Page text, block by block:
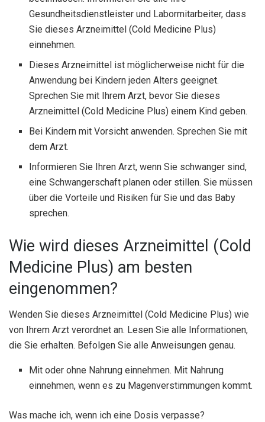
Gesundheitsdienstleister und Labormitarbeiter, dass
Sie dieses Arzneimittel (Cold Medicine Plus)
einnehmen.
Dieses Arzneimittel ist möglicherweise nicht für die
Anwendung bei Kindern jeden Alters geeignet.
Sprechen Sie mit Ihrem Arzt, bevor Sie dieses
Arzneimittel (Cold Medicine Plus) einem Kind geben.
Bei Kindern mit Vorsicht anwenden. Sprechen Sie mit
dem Arzt.
Informieren Sie Ihren Arzt, wenn Sie schwanger sind,
eine Schwangerschaft planen oder stillen. Sie müssen
über die Vorteile und Risiken für Sie und das Baby
sprechen.
Wie wird dieses Arzneimittel (Cold
Medicine Plus) am besten
eingenommen?
Wenden Sie dieses Arzneimittel (Cold Medicine Plus) wie
von Ihrem Arzt verordnet an. Lesen Sie alle Informationen,
die Sie erhalten. Befolgen Sie alle Anweisungen genau.
Mit oder ohne Nahrung einnehmen. Mit Nahrung
einnehmen, wenn es zu Magenverstimmungen kommt.
Was mache ich, wenn ich eine Dosis verpasse?